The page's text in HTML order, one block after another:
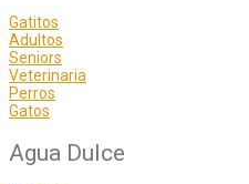
Gatitos
Adultos
Seniors
Veterinaria
Perros
Gatos
Agua Dulce